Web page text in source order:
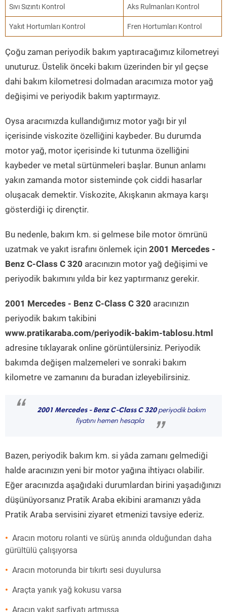
Sıvı Sızıntı Kontrol Aks Rulmanları Kontrol
Yakıt Hortumları Kontrol Fren Hortumları Kontrol
Çoğu zaman periyodik bakım yaptıracağımız kilometreyi
unuturuz. Üstelik önceki bakım üzerinden bir yıl geçse
dahi bakım kilometresi dolmadan aracımıza motor yağ
değişimi ve periyodik bakım yaptırmayız.
Oysa aracımızda kullandığımız motor yağı bir yıl
içerisinde viskozite özelliğini kaybeder. Bu durumda
motor yağ, motor içerisinde ki tutunma özelliğini
kaybeder ve metal sürtünmeleri başlar. Bunun anlamı
yakın zamanda motor sisteminde çok ciddi hasarlar
oluşacak demektir. Viskozite, Akışkanın akmaya karşı
gösterdiği iç dirençtir.
Bu nedenle, bakım km. si gelmese bile motor ömrünü
uzatmak ve yakıt israfını önlemek için 2001 Mercedes -
Benz C-Class C 320 aracınızın motor yağ değişimi ve
periyodik bakımını yılda bir kez yaptırmanız gerekir.
2001 Mercedes - Benz C-Class C 320 aracınızın
periyodik bakım takibini
www.pratikaraba.com/periyodik-bakim-tablosu.html
adresine tıklayarak online görüntülersiniz. Periyodik
bakımda değişen malzemeleri ve sonraki bakım
kilometre ve zamanını da buradan izleyebilirsiniz.
“ 2001 Mercedes - Benz C-Class C 320periyodik bakım
fiyatını hemen hesapla
”
Bazen, periyodik bakım km. si yâda zamanı gelmediği
halde aracınızın yeni bir motor yağına ihtiyacı olabilir.
Eğer aracınızda aşağıdaki durumlardan birini yaşadığınızı
düşünüyorsanız Pratik Araba ekibini aramanızı yâda
Pratik Araba servisini ziyaret etmenizi tavsiye ederiz.
Aracın motoru rolanti ve sürüş anında olduğundan daha
gürültülü çalışıyorsa
Aracın motorunda bir tıkırtı sesi duyulursa
Araçta yanık yağ kokusu varsa
Aracın yakıt sarfiyatı artmışsa